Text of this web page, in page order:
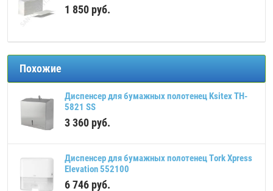
1 850 руб.
Похожие
Диспенсер для бумажных полотенец Ksitex TH-
5821 SS
3 360 руб.
Диспенсер для бумажных полотенец Tork Xpress
Elevation 552100
6 746 руб.